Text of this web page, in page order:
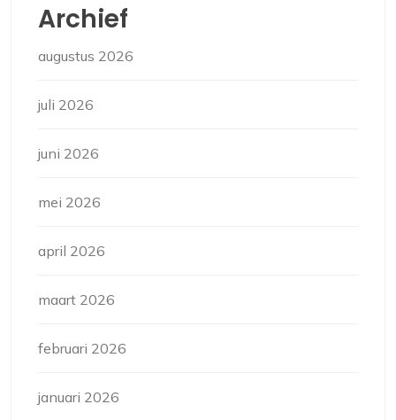
Archief
augustus 2026
juli 2026
juni 2026
mei 2026
april 2026
maart 2026
februari 2026
januari 2026